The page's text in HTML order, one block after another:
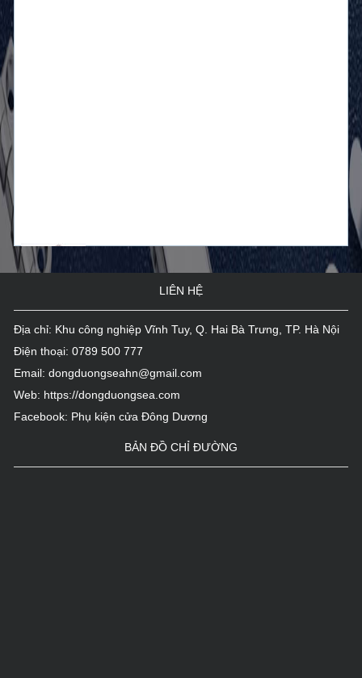
Trụ sở làm việc Tổng công ty Lâm nghiệp Việt
Tòa tháp VCCI, Số 9 Đào Duy Anh-Đống Đa-Hà Nội...
LIÊN HỆ
Địa chỉ: Khu công nghiệp Vĩnh Tuy, Q. Hai Bà Trưng, TP. Hà Nội
Điện thoại:0789 500 777
Email:dongduongseahn@gmail.com
Web: https://dongduongsea.com
Facebook: Phụ kiện cửa Đông Dương
BẢN ĐỒ CHỈ ĐƯỜNG